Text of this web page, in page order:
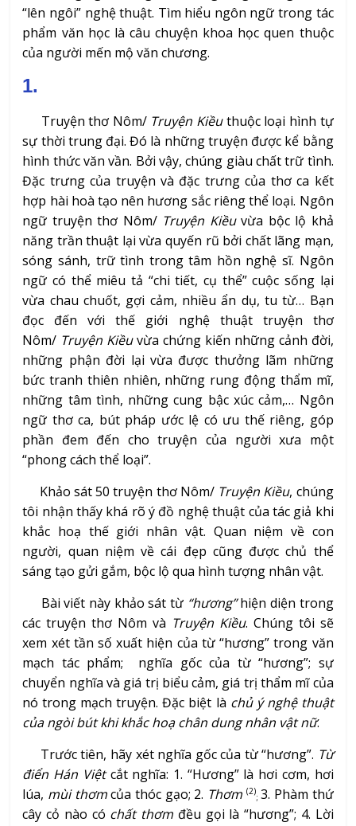
“lên ngôi” nghệ thuật. Tìm hiểu ngôn ngữ trong tác
phẩm văn học là câu chuyện khoa học quen thuộc
của người mến mộ văn chương.
1.
Truyện thơ Nôm/ Truyện Kiềuthuộc loại hình tự
sự thời trung đại. Đó là những truyện được kể bằng
hình thức văn vần. Bởi vậy, chúng giàu chất trữ tình.
Đặc trưng của truyện và đặc trưng của thơ ca kết
hợp hài hoà tạo nên hương sắc riêng thể loại. Ngôn
ngữ truyện thơ Nôm/ Truyện Kiềuvừa bộc lộ khả
năng trần thuật lại vừa quyến rũ bởi chất lãng mạn,
sóng sánh, trữ tình trong tâm hồn nghệ sĩ. Ngôn
ngữ có thể miêu tả “chi tiết, cụ thể” cuộc sống lại
vừa chau chuốt, gợi cảm, nhiều ẩn dụ, tu từ… Bạn
đọc đến với thế giới nghệ thuật truyện thơ
Nôm/ Truyện Kiềuvừa chứng kiến những cảnh đời,
những phận đời lại vừa được thưởng lãm những
bức tranh thiên nhiên, những rung động thẩm mĩ,
những tâm tình, những cung bậc xúc cảm,… Ngôn
ngữ thơ ca, bút pháp ước lệ có ưu thế riêng, góp
phần đem đến cho truyện của người xưa một
“phong cách thể loại”.
Khảo sát 50 truyện thơ Nôm/ Truyện Kiều, chúng
tôi nhận thấy khá rõ ý đồ nghệ thuật của tác giả khi
khắc hoạ thế giới nhân vật. Quan niệm về con
người, quan niệm về cái đẹp cũng được chủ thể
sáng tạo gửi gắm, bộc lộ qua hình tượng nhân vật.
Bài viết này khảo sát từ “hương”hiện diện trong
các truyện thơ Nôm và Truyện Kiều. Chúng tôi sẽ
xem xét tần số xuất hiện của từ “hương” trong văn
mạch tác phẩm; nghĩa gốc của từ “hương”; sự
chuyển nghĩa và giá trị biểu cảm, giá trị thẩm mĩ của
nó trong mạch truyện. Đặc biệt là chủ ý nghệ thuật
của ngòi bút khi khắc hoạ chân dung nhân vật nữ.
Trước tiên, hãy xét nghĩa gốc của từ “hương”. Từ
điển Hán Việtcắt nghĩa: 1. “Hương” là hơi cơm, hơi
lúa, mùi thơmcủa thóc gạo; 2. Thơm (2)
; 3. Phàm thứ
cây cỏ nào có chất thơm đều gọi là “hương”; 4. Lời